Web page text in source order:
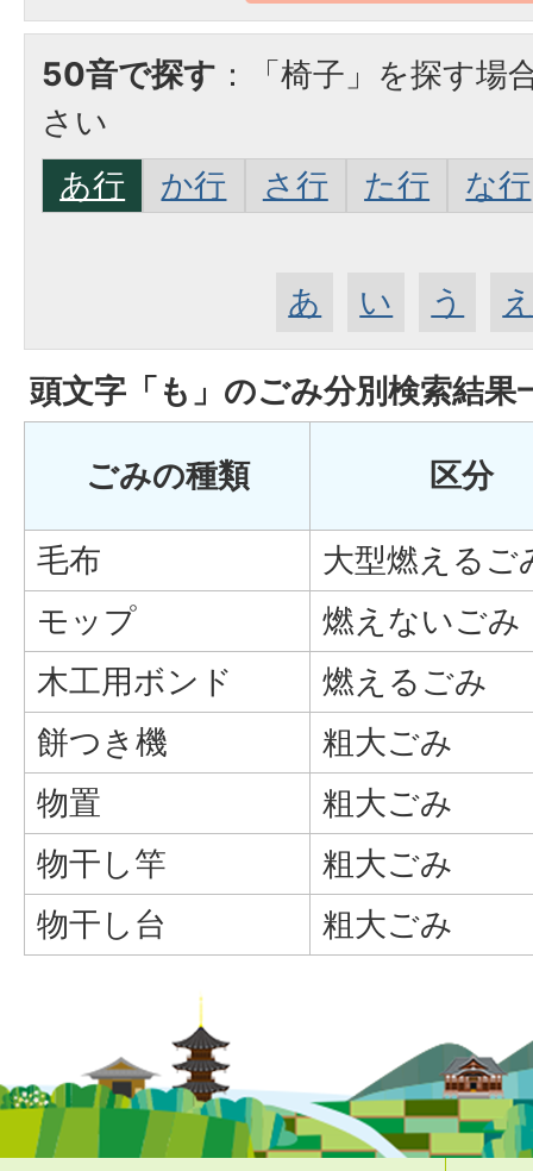
50音で探す ：「椅子」を探す場
さい
あ行
か行 さ行 た行 な行
あ い う
頭文字「も 」のごみ分別検索結果
ごみの種類 区分
毛布
大型燃えるご
モップ
燃えないごみ
木工用ボンド
燃えるごみ
餅つき機
粗大ごみ
物置
粗大ごみ
物干し竿
粗大ごみ
物干し台
粗大ごみ